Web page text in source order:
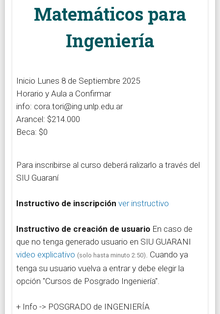
Matemáticos para
Ingeniería
Inicio Lunes 8 de Septiembre 2025
Horario y Aula a Confirmar
info: cora.tori@ing.unlp.edu.ar
Arancel: $214.000
Beca: $0
Para inscribirse al curso deberá ralizarlo a través del
SIU Guaraní
Instructivo de inscripción ver instructivo
Instructivo de creación de usuario En caso de
que no tenga generado usuario en SIU GUARANI
video explicativo (solo hasta minuto 2:50). Cuando ya
tenga su usuario vuelva a entrar y debe elegir la
opción "Cursos de Posgrado Ingeniería".
+ Info -> POSGRADO de INGENIERÍA